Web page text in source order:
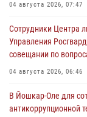
04 августа 2026, 07:47
Сотрудники Центра
Управления
совещании по
04 августа 2026, 06:46
В Йошкар-Оле для
антикоррупционной